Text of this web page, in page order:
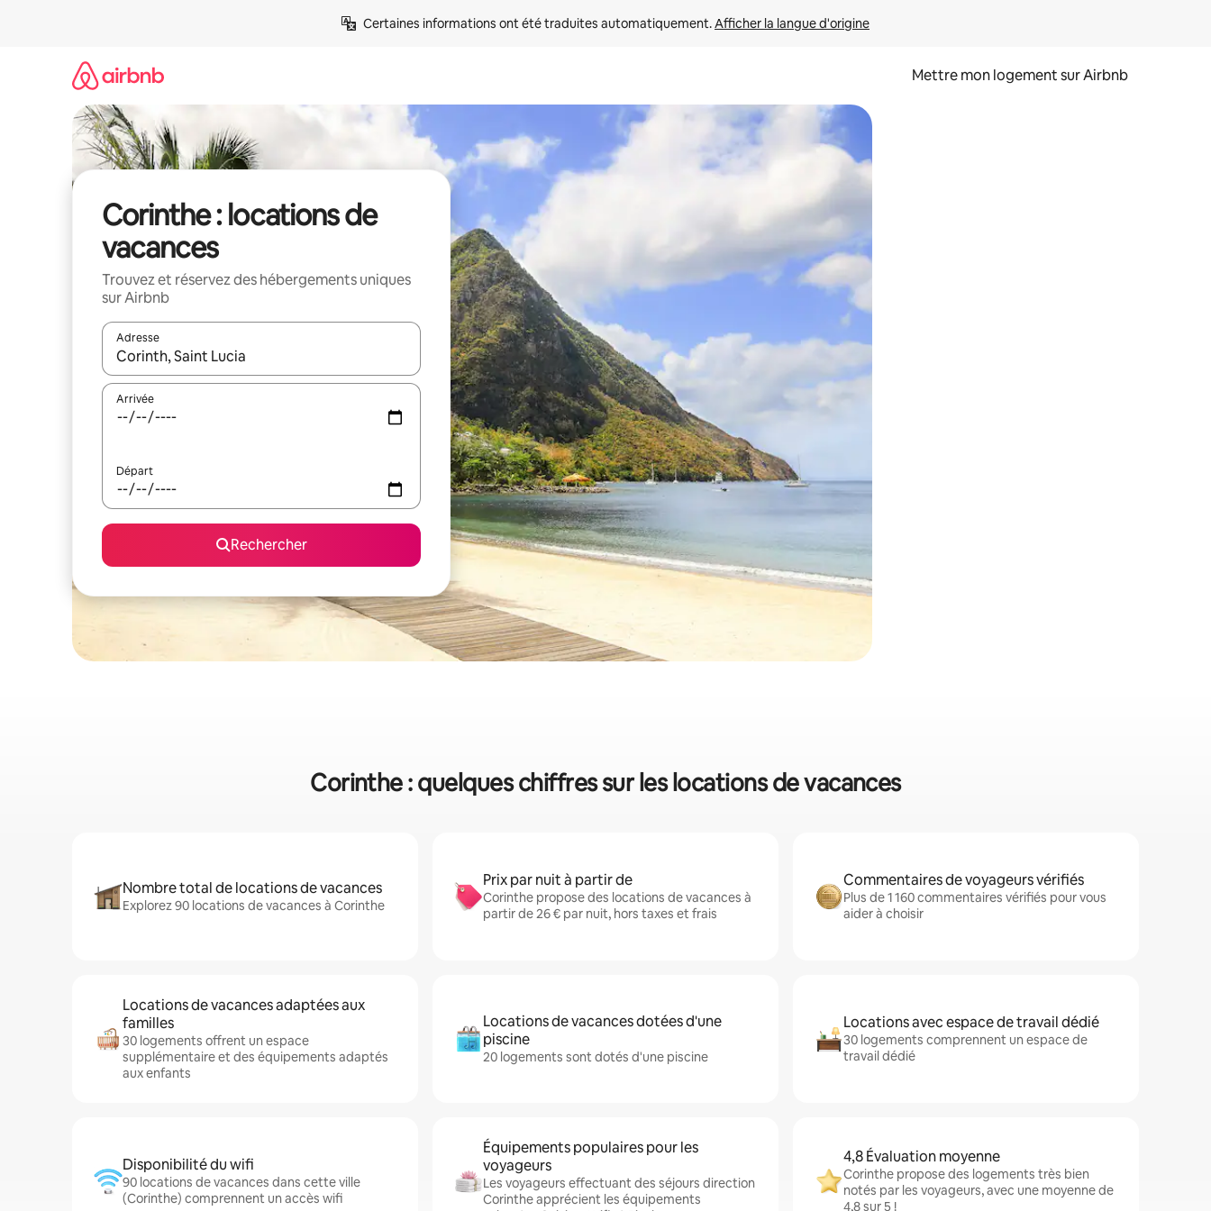
Certaines informations ont été traduites automatiquement. Afficher la langue d'origine
Mettre mon logement sur Airbnb
Corinthe : locations de
vacances
Trouvez et réservez des hébergements uniques
sur Airbnb
Adresse
Lorsque les résultats s'affichent, utilisez les flèches vers le haut et vers le bas pour les parcourir ou en appuyant et en faisant glisser.
Arrivée
Départ
Rechercher
Corinthe : quelques chiffres sur les locations de vacances
Nombre total de locations de vacances
Explorez 90 locations de vacances à Corinthe
Prix par nuit à partir de
Corinthe propose des locations de vacances à
partir de 26 € par nuit, hors taxes et frais
Commentaires de voyageurs vérifiés
Plus de 1 160 commentaires vérifiés pour vous
aider à choisir
Locations de vacances adaptées aux
familles
30 logements offrent un espace
supplémentaire et des équipements adaptés
aux enfants
Locations de vacances dotées d'une
piscine
20 logements sont dotés d'une piscine
Locations avec espace de travail dédié
30 logements comprennent un espace de
travail dédié
Disponibilité du wifi
90 locations de vacances dans cette ville
(Corinthe) comprennent un accès wifi
Équipements populaires pour les
voyageurs
Les voyageurs effectuant des séjours direction
Corinthe apprécient les équipements
4,8 Évaluation moyenne
Corinthe propose des logements très bien
notés par les voyageurs, avec une moyenne de
4,8 sur 5 !